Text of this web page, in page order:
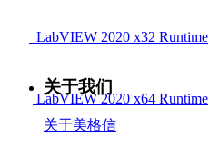
LabVIEW 2020 x32 Runtime
LabVIEW 2020 x64 Runtime
关于我们
关于美格信